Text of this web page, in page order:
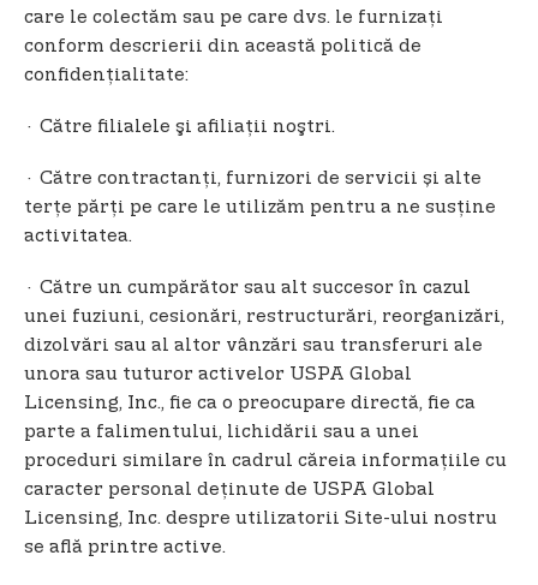
care le colectăm sau pe care dvs. le furnizați
conform descrierii din această politică de
confidenţialitate:
· Către filialele şi afiliaţii noştri.
· Către contractanți, furnizori de servicii și alte
terțe părți pe care le utilizăm pentru a ne susține
activitatea.
· Către un cumpărător sau alt succesor în cazul
unei fuziuni, cesionări, restructurări, reorganizări,
dizolvări sau al altor vânzări sau transferuri ale
unora sau tuturor activelor USPA Global
Licensing, Inc., fie ca o preocupare directă, fie ca
parte a falimentului, lichidării sau a unei
proceduri similare în cadrul căreia informațiile cu
caracter personal deținute de USPA Global
Licensing, Inc. despre utilizatorii Site-ului nostru
se află printre active.